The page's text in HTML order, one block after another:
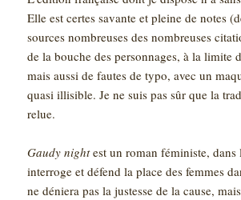
Elle est certes savante et pleine de notes
sources nombreuses des nombreuses
de la bouche des personnages, à la limite
mais aussi de fautes de typo, avec un
quasi illisible. Je ne suis pas sûr que la
relue.
Gaudy nightest un roman féministe, dans
interroge et défend la place des femmes
ne déniera pas la justesse de la cause,